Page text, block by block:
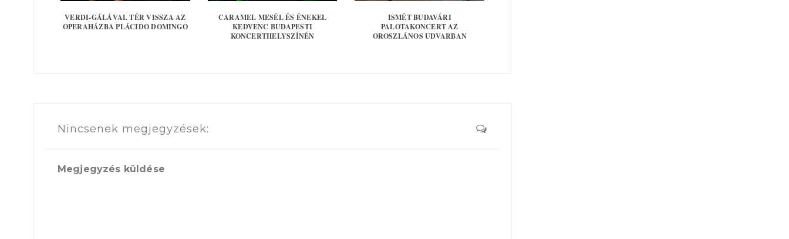
VERDI-GÁLÁVAL TÉR VISSZA AZ
OPERAHÁZBA PLÁCIDO DOMINGO
CARAMEL MESÉL ÉS ÉNEKEL
KEDVENC BUDAPESTI
KONCERTHELYSZÍNÉN
ISMÉT BUDAVÁRI
PALOTAKONCERT AZ
OROSZLÁNOS UDVARBAN
Nincsenek megjegyzések:
Megjegyzés küldése